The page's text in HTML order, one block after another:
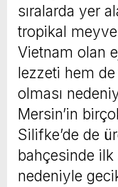
sıralarda yer
tropikal meyve
Vietnam olan
lezzeti hem de
olması
Mersin’in
Silifke’de de
bahçesinde ilk
nedeniyle